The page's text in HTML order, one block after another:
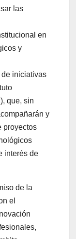
las
en
y
iniciativas
que, sin
y
proyectos
interés de
de la
el